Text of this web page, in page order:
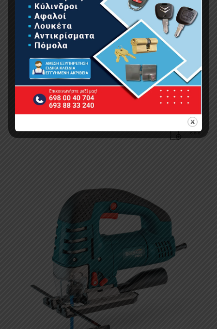
BORMANN Pro BRS2000 Σπαθόσεγα 1400W
105.00€